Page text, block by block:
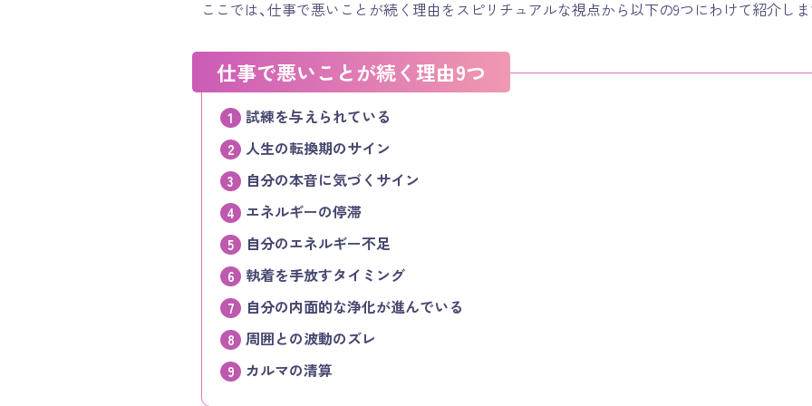
ここでは、仕事で悪いことが続く理由をスピリチュアルな視点から以下の9つにわけて紹介しま
仕事で悪いことが続く理由9つ
試練を与えられている
人生の転換期のサイン
自分の本音に気づくサイン
エネルギーの停滞
自分のエネルギー不足
執着を手放すタイミング
自分の内面的な浄化が進んでいる
周囲との波動のズレ
カルマの清算